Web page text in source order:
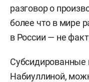
разговор о
более что в мире
в России — не
Субсидированные
Набиуллиной,